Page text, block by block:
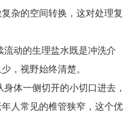
杂的空间转换，这对处理复
流动的生理盐水既是冲洗介
，视野始终清楚。
体一侧切开的小切口进去，
人常见的椎管狭窄，这个优